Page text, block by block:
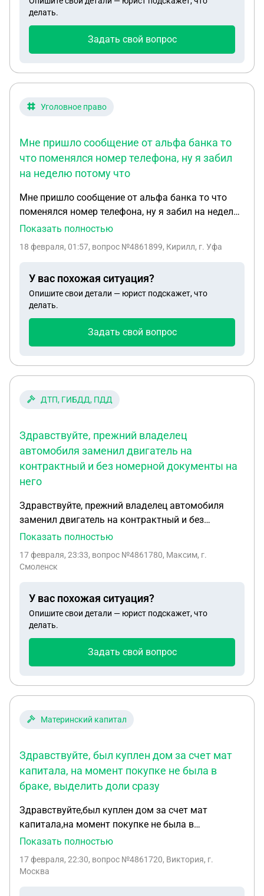
комнаты у соседа?
делать.
Задать свой вопрос
Уголовное право
Мне пришло сообщение от альфа банка то
что поменялся номер телефона, ну я забил
на неделю потому что
Мне пришло сообщение от альфа банка то что
поменялся номер телефона, ну я забил на неделю
потому что готовился к соревнованиям, прихожу
поменять номер в личном кабинете, мне
большие суммы денег о которых я вообще ничего
не знаю. Что делать в данной ситуации
Показать полностью
18 февраля, 01:57, вопрос №4861899, Кирилл, г. Уфа
У вас похожая ситуация?
Опишите свои детали — юрист подскажет, что
делать.
Задать свой вопрос
ДТП, ГИБДД, ПДД
Здравствуйте, прежний владелец
автомобиля заменил двигатель на
контрактный и без номерной документы на
него
Здравствуйте, прежний владелец автомобиля
заменил двигатель на контрактный и без
номерной документы на него все есть, указано
прошлый, такой же маркировки. Чек, ДКП, ГТД
которая затянется на пару недель, законно ли
это?
Показать полностью
17 февраля, 23:33, вопрос №4861780, Максим, г.
Смоленск
У вас похожая ситуация?
Опишите свои детали — юрист подскажет, что
делать.
Задать свой вопрос
Материнский капитал
Здравствуйте, был куплен дом за счет мат
капитала, на момент покупке не была в
браке, выделить доли сразу
Здравствуйте,был куплен дом за счет мат
капитала,на момент покупке не была в
браке,выделить доли сразу после покупки не
браке,органы сказали что на мужа тоже нужно
Показать полностью
17 февраля, 22:30, вопрос №4861720, Виктория, г.
Москва